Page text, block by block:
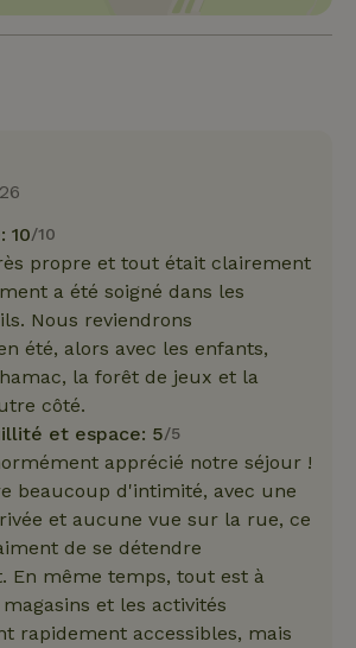
10/10
propre et tout était clairement
a été soigné dans les
Nous reviendrons
été, alors avec les enfants,
la forêt de jeux et la
côté.
et espace: 5/5
apprécié notre séjour !
beaucoup d'intimité, avec une
et aucune vue sur la rue, ce
de se détendre
En même temps, tout est à
et les activités
rapidement accessibles, mais